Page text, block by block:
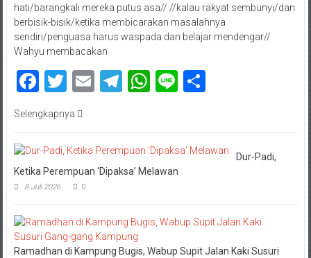
hati/barangkali mereka putus asa// //kalau rakyat sembunyi/dan
berbisik-bisik/ketika membicarakan masalahnya
sendiri/penguasa harus waspada dan belajar mendengar//
Wahyu membacakan
Facebook
Twitter
EmailTelegram
WhatsApp
LineShare
Selengkapnya
Dur-Padi,
Ketika Perempuan ‘Dipaksa’ Melawan
8 Juli 2026 0
Ramadhan di Kampung Bugis, Wabup Supit Jalan Kaki Susuri